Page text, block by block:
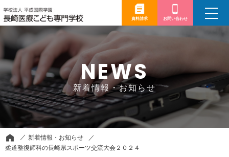
資料請求 お問い合わせ
toggle
NEWS
新着情報・お知らせ
新着情報・お知らせ
柔道整復師科の長崎県スポーツ交流大会２０２４